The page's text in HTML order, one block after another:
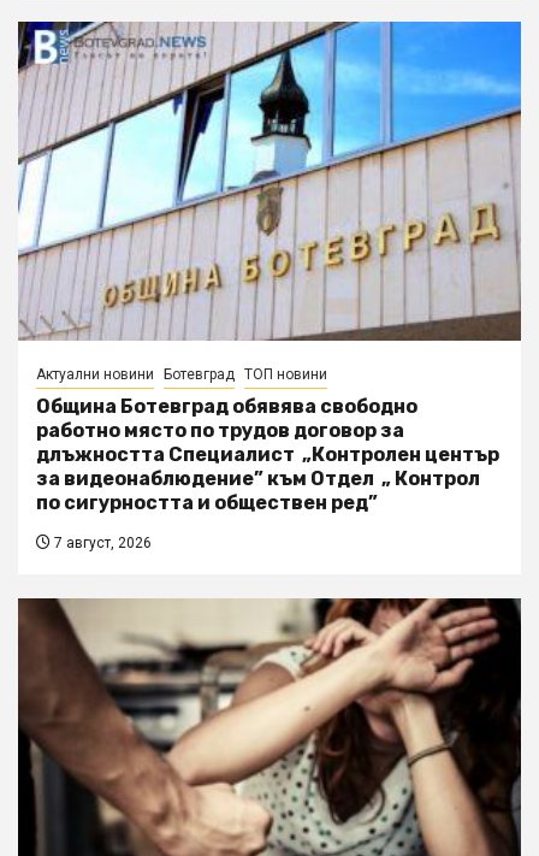
Актуални новини Ботевград ТОП новини
Община Ботевград обявява свободно
работно място по трудов договор за
длъжността Специалист „Контролен център
за видеонаблюдение” към Отдел „ Контрол
по сигурността и обществен ред”
7 август, 2026